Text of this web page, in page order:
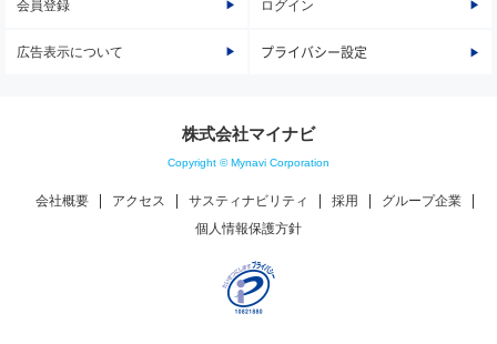
会員登録 ログイン
広告表示について プライバシー設定
株式会社マイナビ
Copyright © Mynavi Corporation
会社概要 アクセス サスティナビリティ 採用
グループ企業
個人情報保護方針